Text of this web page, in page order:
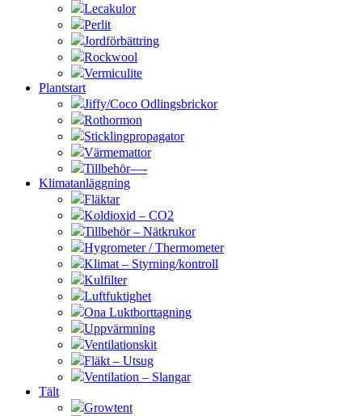
Lecakulor
Perlit
Jordförbättring
Rockwool
Vermiculite
Plantstart
Jiffy/Coco Odlingsbrickor
Rothormon
Sticklingpropagator
Värmemattor
Tillbehör—-
Klimatanläggning
Fläktar
Koldioxid – CO2
Tillbehör – Nätkrukor
Hygrometer / Thermometer
Klimat – Styrning/kontroll
Kulfilter
Luftfuktighet
Ona Luktborttagning
Uppvärmning
Ventilationskit
Fläkt – Utsug
Ventilation – Slangar
Tält
Growtent